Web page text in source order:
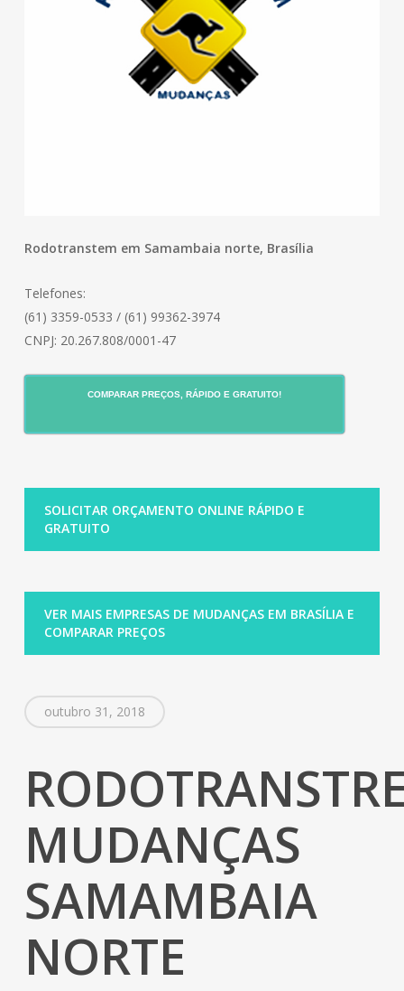
Rodotranstem em Samambaia norte, Brasília
Telefones:
(61) 3359-0533 / (61) 99362-3974
CNPJ: 20.267.808/0001-47
COMPARAR PREÇOS, RÁPIDO E GRATUITO!
SOLICITAR ORÇAMENTO ONLINE RÁPIDO E
GRATUITO
VER MAIS EMPRESAS DE MUDANÇAS EM BRASÍLIA E
COMPARAR PREÇOS
outubro 31, 2018
MUDANÇAS
SAMAMBAIA
NORTE